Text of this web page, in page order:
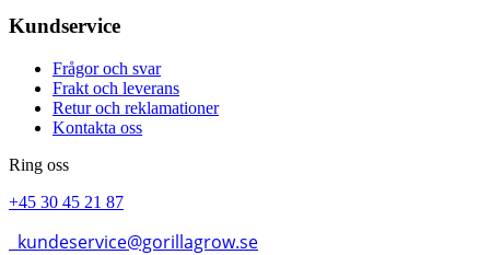
Kundservice
Frågor och svar
Frakt och leverans
Retur och reklamationer
Kontakta oss
Ring oss
+45 30 45 21 87
kundeservice@gorillagrow.se